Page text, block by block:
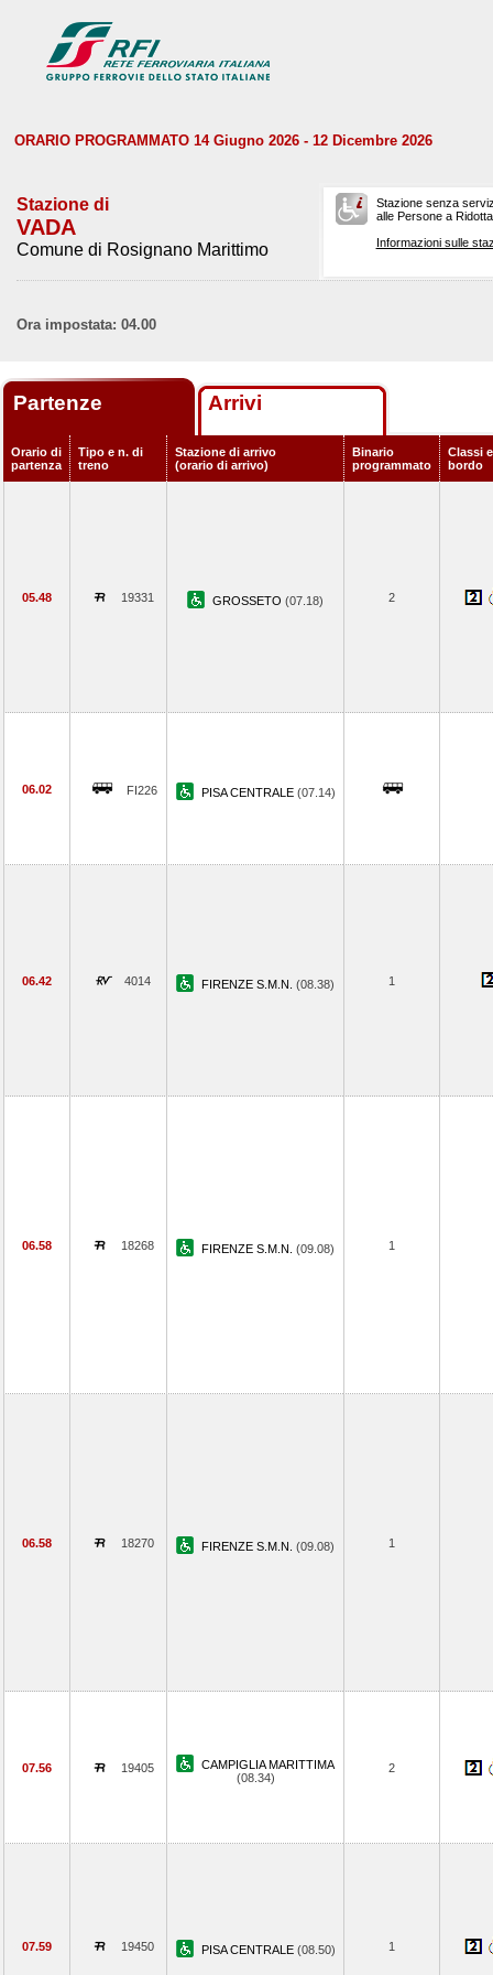
ORARIO PROGRAMMATO 14 Giugno 2026 - 12 Dicembre 2026
Stazione di
VADA
Comune di Rosignano Marittimo
Stazione senza
alle Persone a
Informazioni sulle
Ora impostata: 04.00
Partenze Arrivi
Orario di
partenza
Tipo e n. di
treno
Stazione di arrivo
(orario di arrivo)
Binario
programmato
Classi
bordo
05.48 19331 GROSSETO (07.18) 2
06.02 FI226 PISA CENTRALE (07.14)
06.42 4014 FIRENZE S.M.N. (08.38) 1
06.58 18268 FIRENZE S.M.N. (09.08) 1
06.58 18270 FIRENZE S.M.N. (09.08) 1
07.56 19405
CAMPIGLIA MARITTIMA
(08.34)
2
07.59 19450 PISA CENTRALE (08.50) 1